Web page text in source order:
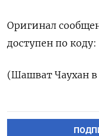
Оригинал
доступен по коду:
(Шашват Чаухан в